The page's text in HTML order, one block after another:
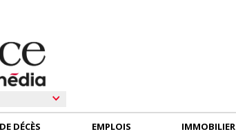
DÉCÈS EMPLOIS IMMOBILIER